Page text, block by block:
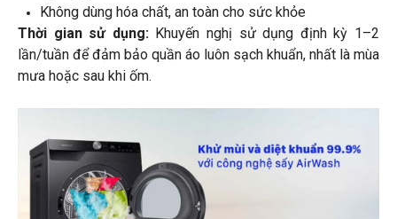
Không dùng hóa chất, an toàn cho sức khỏe
Thời gian sử dụng:Khuyến nghị sử dụng định kỳ 1–2
lần/tuần để đảm bảo quần áo luôn sạch khuẩn, nhất là mùa
mưa hoặc sau khi ốm.